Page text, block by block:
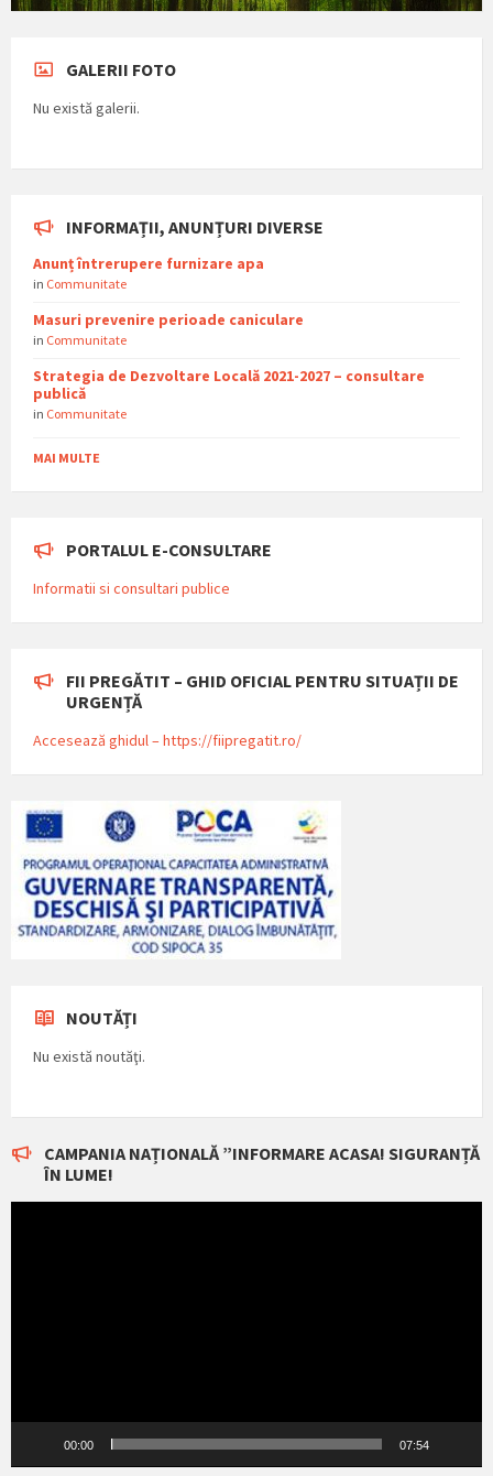
GALERII FOTO
Nu există galerii.
INFORMAȚII, ANUNȚURI DIVERSE
Anunț întrerupere furnizare apa
in Communitate
Masuri prevenire perioade caniculare
in Communitate
Strategia de Dezvoltare Locală 2021-2027 – consultare
publică
in Communitate
MAI MULTE
PORTALUL E-CONSULTARE
Informatii si consultari publice
FII PREGĂTIT – GHID OFICIAL PENTRU SITUAȚII DE
URGENȚĂ
Accesează ghidul – https://fiipregatit.ro/
NOUTĂȚI
Nu există noutăţi.
CAMPANIA NAȚIONALĂ ”INFORMARE ACASA! SIGURANȚĂ
ÎN LUME!
00:00 07:54